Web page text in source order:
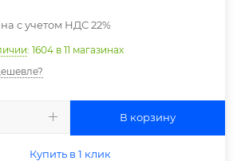
с учетом НДС 22%
: 1604 в 11 магазинах
В корзину
Купить в 1 клик